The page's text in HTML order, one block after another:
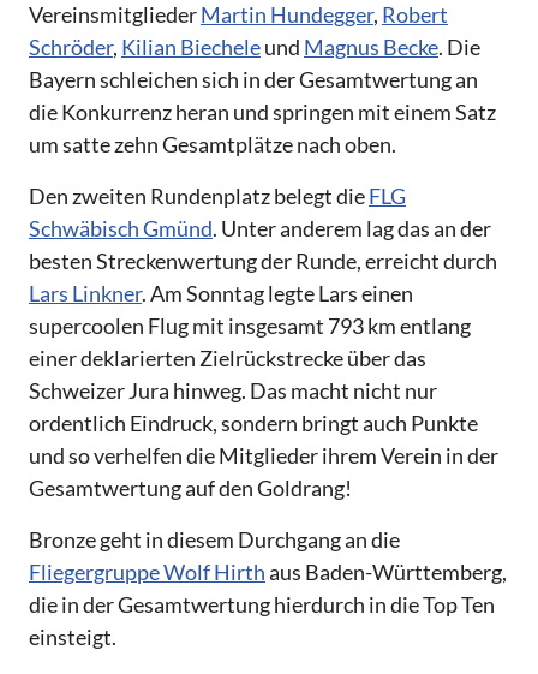
VereinsmitgliederMartin Hundegger, Robert
Schröder, Kilian Biecheleund Magnus Becke. Die
Bayern schleichen sich in der Gesamtwertung an
die Konkurrenz heran und springen mit einem Satz
um satte zehn Gesamtplätze nach oben.
Den zweiten Rundenplatz belegt dieFLG
Schwäbisch Gmünd. Unter anderem lag das an der
besten Streckenwertung der Runde, erreicht durch
Lars Linkner. Am Sonntag legte Lars einen
supercoolen Flug mit insgesamt 793 km entlang
einer deklarierten Zielrückstrecke über das
Schweizer Jura hinweg. Das macht nicht nur
ordentlich Eindruck, sondern bringt auch Punkte
und so verhelfen die Mitglieder ihrem Verein in der
Gesamtwertung auf den Goldrang!
Bronze geht in diesem Durchgang an die
Fliegergruppe Wolf Hirthaus Baden-Württemberg,
die in der Gesamtwertung hierdurch in die Top Ten
einsteigt.